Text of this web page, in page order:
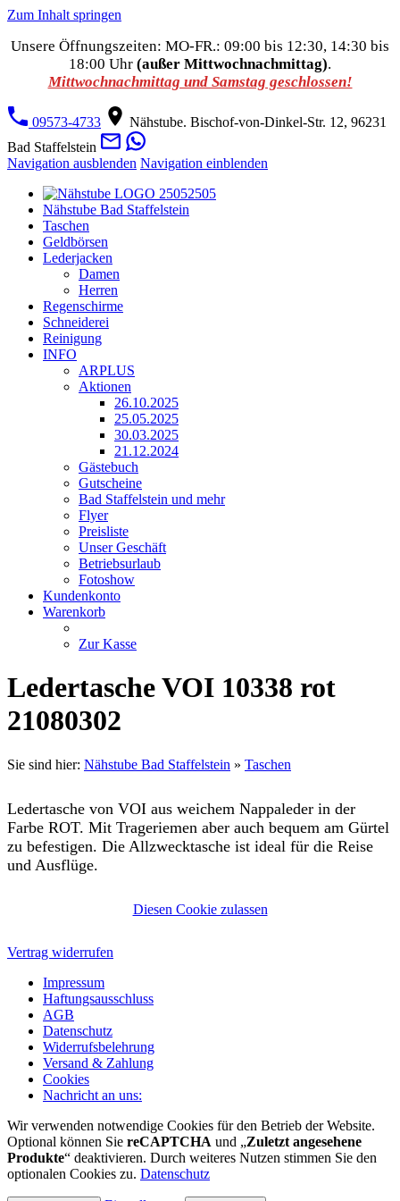
Zum Inhalt springen
Unsere Öffnungszeiten: MO-FR.: 09:00 bis 12:30, 14:30 bis
18:00 Uhr (außer Mittwochnachmittag).
Mittwochnachmittag und Samstag geschlossen!
09573-4733
Nähstube. Bischof-von-Dinkel-Str. 12, 96231
Bad Staffelstein
Navigation ausblenden Navigation einblenden
Nähstube Bad Staffelstein
Taschen
Geldbörsen
Lederjacken
Damen
Herren
Regenschirme
Schneiderei
Reinigung
INFO
ARPLUS
Aktionen
26.10.2025
25.05.2025
30.03.2025
21.12.2024
Gästebuch
Gutscheine
Bad Staffelstein und mehr
Flyer
Preisliste
Unser Geschäft
Betriebsurlaub
Fotoshow
Kundenkonto
Warenkorb
Zur Kasse
Ledertasche VOI 10338 rot
21080302
Sie sind hier: Nähstube Bad Staffelstein » Taschen
Ledertasche von VOI aus weichem Nappaleder in der
Farbe ROT. Mit Trageriemen aber auch bequem am Gürtel
zu befestigen. Die Allzwecktasche ist ideal für die Reise
und Ausflüge.
Diesen Cookie zulassen
Vertrag widerrufen
Impressum
Haftungsausschluss
AGB
Datenschutz
Widerrufsbelehrung
Versand & Zahlung
Cookies
Nachricht an uns:
Wir verwenden notwendige Cookies für den Betrieb der Website.
Optional können Sie reCAPTCHA und „Zuletzt angesehene
Produkte“ deaktivieren. Durch weiteres Nutzen stimmen Sie den
optionalen Cookies zu. Datenschutz